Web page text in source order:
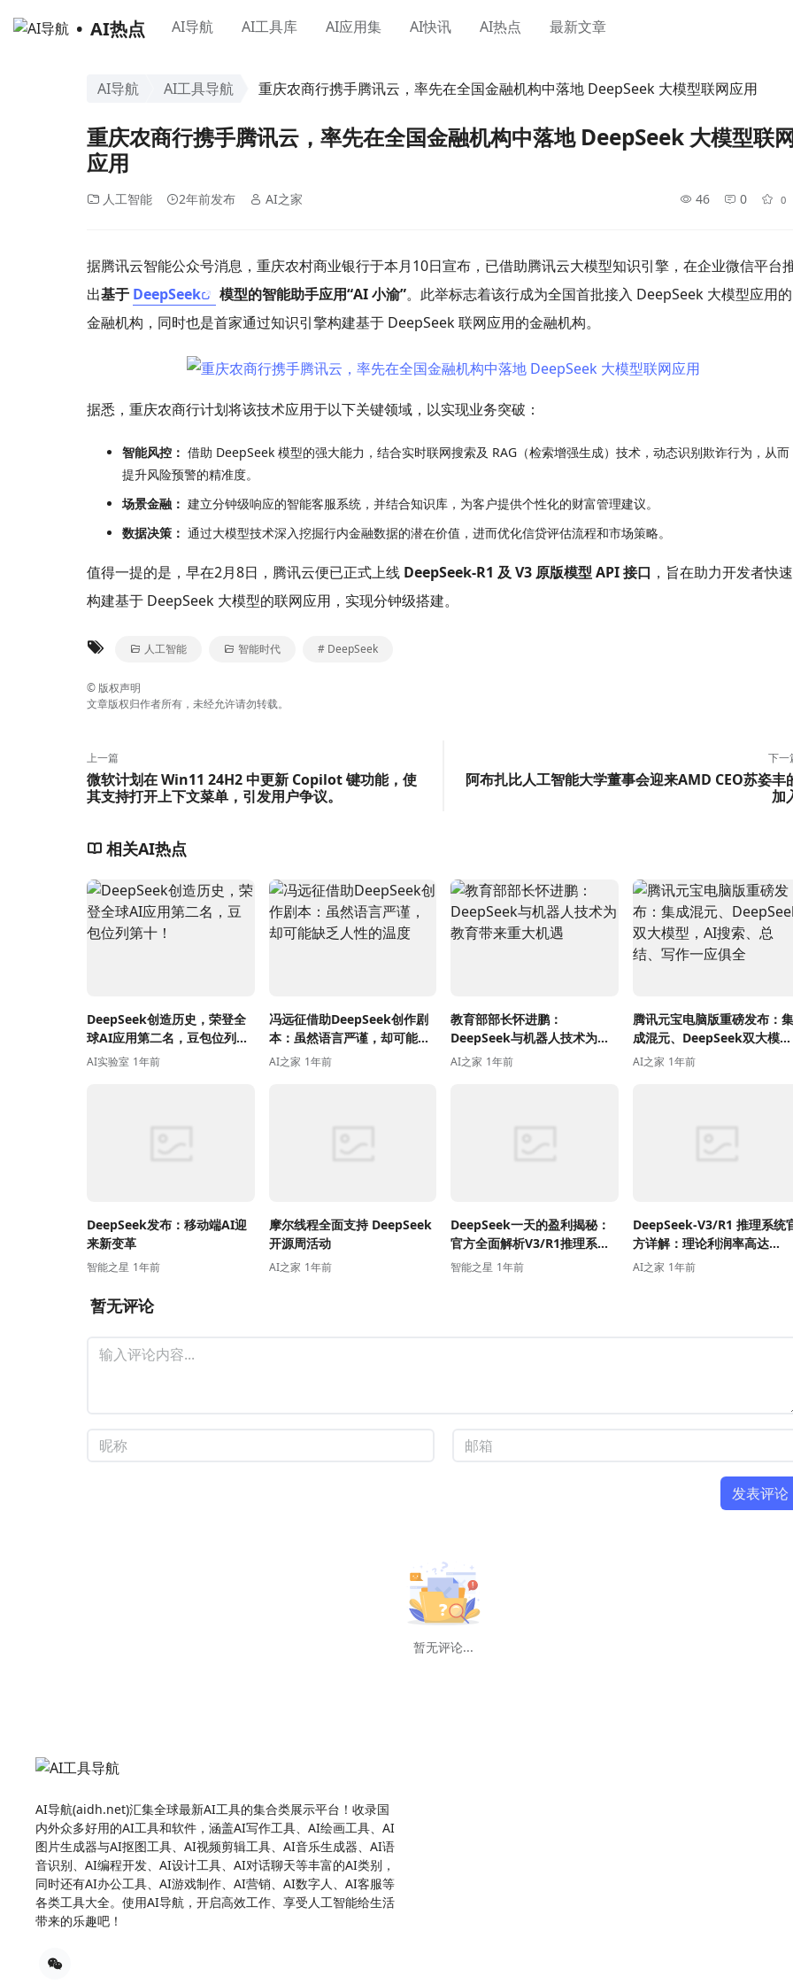
AI热点 AI导航 AI工具库 AI应用集 AI快讯 AI热点 最新文章
AI导航 AI工具导航 重庆农商行携手腾讯云，率先在全国金融机构中落地 DeepSeek 大模型联网应用
重庆农商行携手腾讯云，率先在全国金融机构中落地 DeepSeek 大模型联
应用
人工智能 2年前发布 AI之家 46 0 0
据腾讯云智能公众号消息，重庆农村商业银行于本月10日宣布，已借助腾讯云大模型知识引擎，在企业微信平台
出基于 DeepSeek 模型的智能助手应用“AI 小渝”。此举标志着该行成为全国首批接入 DeepSeek 大模型应用的
金融机构，同时也是首家通过知识引擎构建基于 DeepSeek 联网应用的金融机构。
据悉，重庆农商行计划将该技术应用于以下关键领域，以实现业务突破：
智能风控： 借助 DeepSeek 模型的强大能力，结合实时联网搜索及 RAG（检索增强生成）技术，动态识别欺诈行为，从而
提升风险预警的精准度。
场景金融： 建立分钟级响应的智能客服系统，并结合知识库，为客户提供个性化的财富管理建议。
数据决策： 通过大模型技术深入挖掘行内金融数据的潜在价值，进而优化信贷评估流程和市场策略。
值得一提的是，早在2月8日，腾讯云便已正式上线 DeepSeek-R1 及 V3 原版模型 API 接口 ，旨在助力开发者快速
构建基于 DeepSeek 大模型的联网应用，实现分钟级搭建。
人工智能 智能时代 # DeepSeek
© 版权声明
文章版权归作者所有，未经允许请勿转载。
上一篇
微软计划在 Win11 24H2 中更新 Copilot 键功能，使
其支持打开上下文菜单，引发用户争议。
下一
阿布扎比人工智能大学董事会迎来AMD CEO苏姿丰
加
相关AI热点
DeepSeek创造历史，荣登全
球AI应用第二名，豆包位列第
十！
AI实验室 1年前
冯远征借助DeepSeek创作剧
本：虽然语言严谨，却可能缺
乏人性的温度
AI之家 1年前
教育部部长怀进鹏：
DeepSeek与机器人技术为教
育带来重大机遇
AI之家 1年前
腾讯元宝电脑版重磅发布：集
成混元、DeepSeek双大模
型，AI搜索、总结、写作一
AI之家 1年前
DeepSeek发布：移动端AI迎
来新变革
智能之星 1年前
摩尔线程全面支持 DeepSeek
开源周活动
AI之家 1年前
DeepSeek一天的盈利揭秘：
官方全面解析V3/R1推理系统
成本透明化
智能之星 1年前
DeepSeek-V3/R1 推理系统
方详解：理论利润率高达
545%
AI之家 1年前
暂无评论
发表评论
暂无评论...
AI导航(aidh.net)汇集全球最新AI工具的集合类展示平台！收录国
内外众多好用的AI工具和软件，涵盖AI写作工具、AI绘画工具、AI
图片生成器与AI抠图工具、AI视频剪辑工具、AI音乐生成器、AI语
音识别、AI编程开发、AI设计工具、AI对话聊天等丰富的AI类别，
同时还有AI办公工具、AI游戏制作、AI营销、AI数字人、AI客服等
各类工具大全。使用AI导航，开启高效工作、享受人工智能给生活
带来的乐趣吧！